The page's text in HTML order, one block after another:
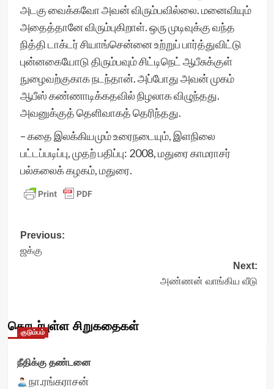
அடகு வைக்கவோ அவன் விரும்பவில்லை. மனைவியும்
அதைத்தானே விரும்புகிறாள். ஒரு முடிவுக்கு வந்த
நித்தி டாக்டர் சியாங்சென்னை உற்றுப் பார்த்துவிட்டு
புன்னகையோடு திரும்பவும் சிட்டிநெட் ஆபீசுக்குள்
நுழைவற்குகாக நடந்தான். அப்போது அவன் முகம்
ஆபீஸ் கண்ணாடிக்கதவில் நிழலாக விழுந்தது.
அவனுக்குத் தெளிவாகத் தெரிந்தது.
– கதை இலக்கியமும் உரைநடையும், இளநிலை
பட்டப்படிப்பு, முதற் பதிப்பு: 2008, மதுரை காமராசர்
பல்கலைக் கழகம், மதுரை.
Post
navigation
Previous:
ஜக்கு
Next:
அண்ணன் வாங்கிய வீடு
தொடர்புள்ள சிறுகதைகள்
குடும்பம்
நீதிக்கு தண்டனை
நா.ரங்கராசன்